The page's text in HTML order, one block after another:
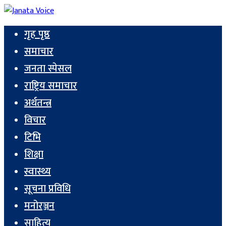
गृह पृष्ठ
समाचार
जनता स्पेसल
राष्ट्रिय समाचार
अर्थतन्त्र
विचार
टिभि
शिक्षा
स्वास्थ्य
सूचना प्रविधि
मनोरञ्जन